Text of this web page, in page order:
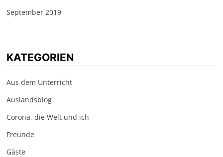
September 2019
KATEGORIEN
Aus dem Unterricht
Auslandsblog
Corona, die Welt und ich
Freunde
Gäste